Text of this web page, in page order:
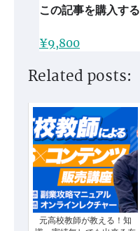
この記事を購入する
¥9,800
Related posts:
元高校教師が教える！知